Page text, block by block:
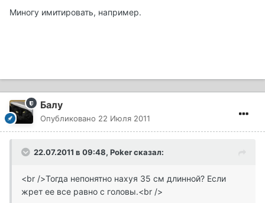
Миногу имитировать, например.
Балу
Опубликовано 22 Июля 2011
22.07.2011 в 09:48, Poker сказал:
<br />Тогда непонятно нахуя 35 см длинной? Если
жрет ее все равно с головы.<br />